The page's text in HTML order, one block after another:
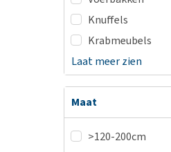
Knuffels
Krabmeubels
Laat meer zien
Maat
>120-200cm